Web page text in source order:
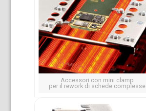
Accessori con mini clamp
per il rework di schede complesse